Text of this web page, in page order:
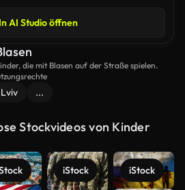
In AI Studio öffnen
die mit Blasen auf der Straße spielen.
Lviv ...
Stockvideos von Kinder
iStock iStock